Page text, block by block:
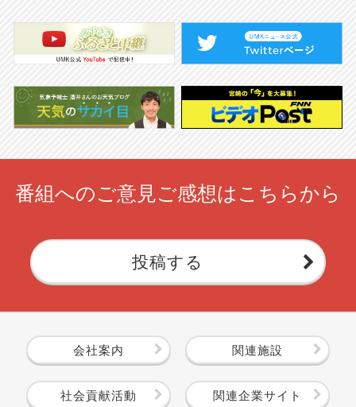
番組へのご意見ご感想はこちらから
投稿する
会社案内 関連施設
社会貢献活動 関連企業サイト